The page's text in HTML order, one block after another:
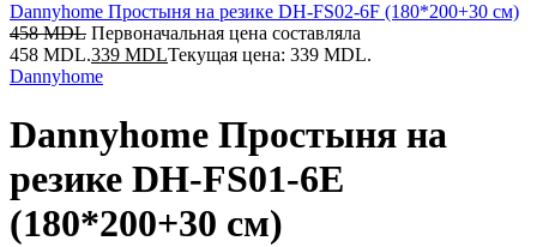
Dannyhome Простыня на резике DH-FS02-6F (180*200+30 см)
458MDL Первоначальная цена составляла
458 MDL.339 MDLТекущая цена: 339 MDL.
Dannyhome
Dannyhome Простыня на
резике DH-FS01-6E
(180*200+30 см)